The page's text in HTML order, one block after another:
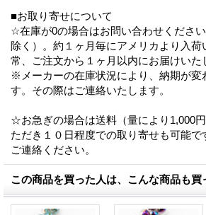
■お取り寄せについて
☆在庫が0の場合はお問い合わせくださ
除く）。約１ヶ月毎にアメリカより入荷
常、ご注文から１ヶ月以内にお届けいた
※メーカーの在庫状況により、納期が変
す。その際はご連絡いたします。
☆お急ぎの場合は送料（量により1,000
ただき１０日程度での取り寄せも可能で
ご連絡ください。
この商品を買った人は、こんな商品も買